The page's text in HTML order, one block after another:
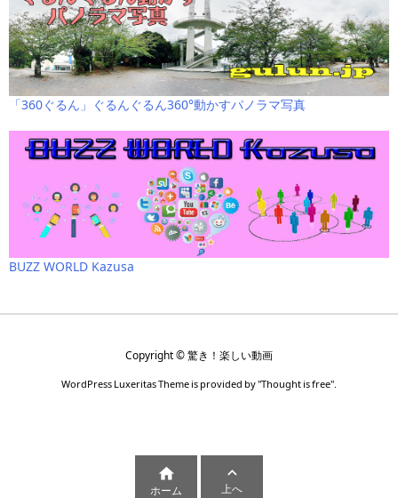
「360ぐるん」ぐるんぐるん360°動かすパノラマ写真
BUZZ WORLD Kazusa
Copyright ©驚き！楽しい動画
WordPress Luxeritas Theme is provided by "Thought is free".

ホーム

上へ